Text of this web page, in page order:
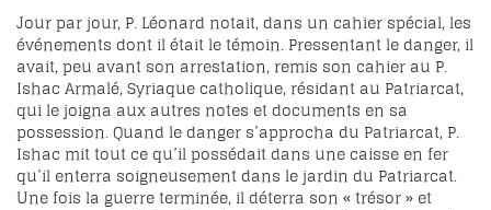
Jour par jour, P. Léonard notait, dans un cahier spécial, les
événements dont il était le témoin. Pressentant le danger, il
avait, peu avant son arrestation, remis son cahier au P.
Ishac Armalé, Syriaque catholique, résidant au Patriarcat,
qui le joigna aux autres notes et documents en sa
possession. Quand le danger s’approcha du Patriarcat, P.
Ishac mit tout ce qu’il possédait dans une caisse en fer
qu’il enterra soigneusement dans le jardin du Patriarcat.
Une fois la guerre terminée, il déterra son « trésor » et